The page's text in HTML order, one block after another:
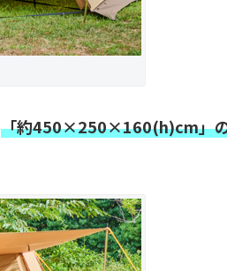
「約450×250×160(h)cm」